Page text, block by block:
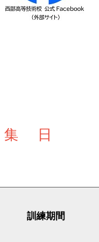
日
訓練期間